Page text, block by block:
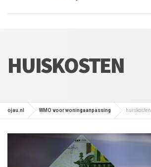
HUISKOSTEN
ojau.nl WMO voor woningaanpassing huiskosten